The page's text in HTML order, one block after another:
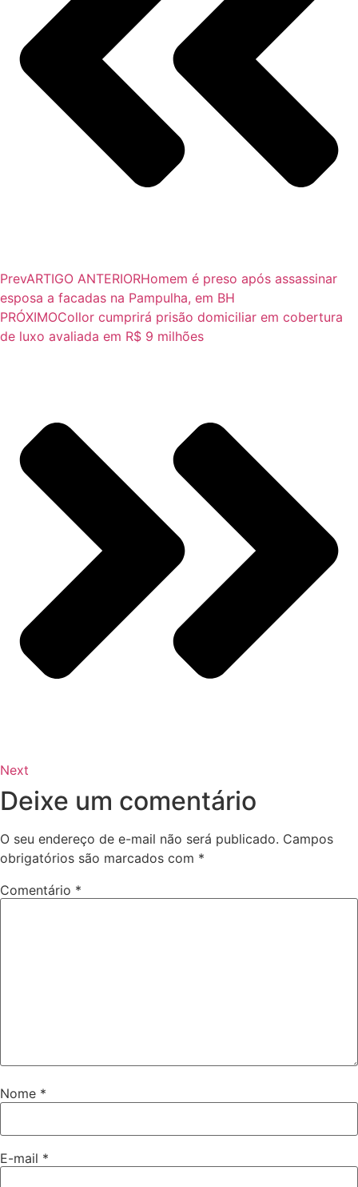
PrevARTIGO ANTERIORHomem é preso após assassinar
esposa a facadas na Pampulha, em BH
PRÓXIMOCollor cumprirá prisão domiciliar em cobertura
de luxo avaliada em R$ 9 milhões
Next
Deixe um comentário
O seu endereço de e-mail não será publicado. Campos
obrigatórios são marcados com *
Comentário *
Nome *
E-mail *